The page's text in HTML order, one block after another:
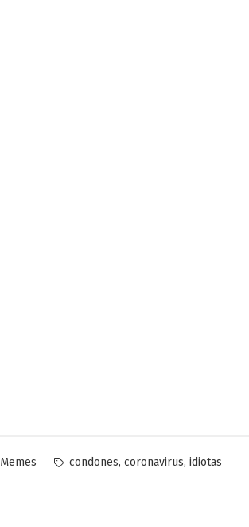
Memes Etiquetas:
condones, coronavirus, idiotas